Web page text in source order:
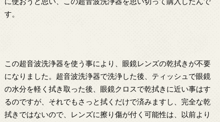
す。
この超音波洗浄器を使う事により、眼鏡レンズの乾拭きが不要
になりました。超音波洗浄器で洗浄した後、ティッシュで眼鏡
の水分を軽く拭き取った後、眼鏡クロスで乾拭きに近い事はす
るのですが、それでもさっと拭くだけで済みますし、完全な乾
拭きではないので、レンズに擦り傷が付く可能性は、以前より